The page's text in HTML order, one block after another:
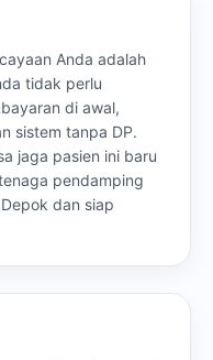
Anda adalah
tidak perlu
di awal,
sistem tanpa DP.
jaga pasien ini baru
pendamping
dan siap